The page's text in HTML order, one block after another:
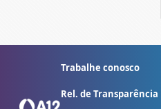
Trabalhe conosco
Rel. de Transparência